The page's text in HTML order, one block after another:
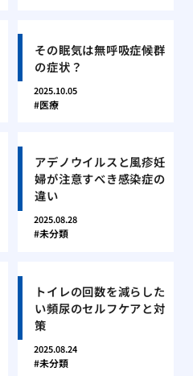
その眠気は無呼吸症候群
の症状？
2025.10.05
医療
アデノウイルスと風疹妊
婦が注意すべき感染症の
違い
2025.08.28
未分類
トイレの回数を減らした
い頻尿のセルフケアと対
策
2025.08.24
未分類